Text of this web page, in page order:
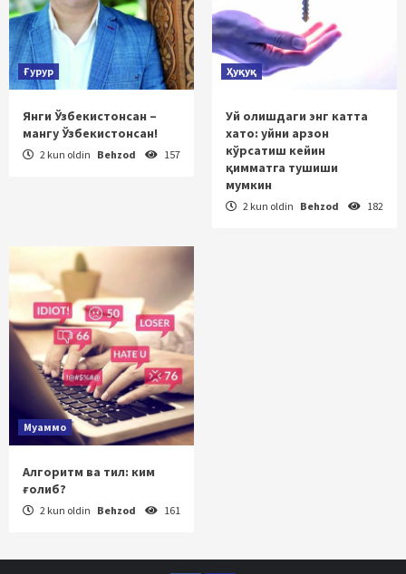
Ғурур
Янги Ўзбекистонсан –
мангу Ўзбекистонсан!
2 kun oldin Behzod 157
Ҳуқуқ
Уй олишдаги энг катта
хато: уйни арзон
кўрсатиш кейин
қимматга тушиши
мумкин
2 kun oldin Behzod 182
Муаммо
Алгоритм ва тил: ким
ғолиб?
2 kun oldin Behzod 161